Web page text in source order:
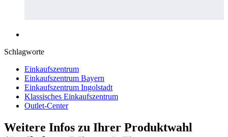
Schlagworte
Einkaufszentrum
Einkaufszentrum Bayern
Einkaufszentrum Ingolstadt
Klassisches Einkaufszentrum
Outlet-Center
Weitere Infos zu Ihrer Produktwahl